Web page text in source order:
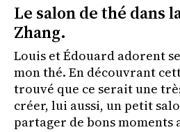
Le salon de thé dans
Zhang.
Louis et Édouard adorent
mon thé. En découvrant
trouvé que ce serait une
créer, lui aussi, un petit
partager de bons moments